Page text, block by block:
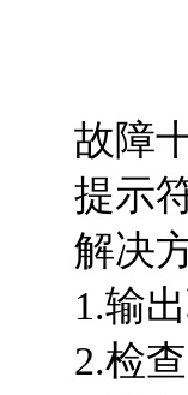
故障十
提示符
解决方
1.输出
2.检查